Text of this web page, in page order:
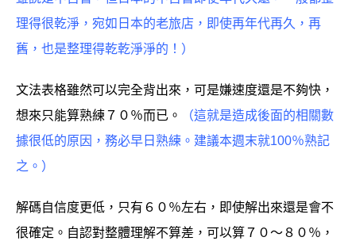
理得很乾淨，宛如日本的老旅店，即使再年代再久，再
舊，也是整理得乾乾淨淨的！）
文法表格雖然可以完全背出來，可是嫌速度還是不夠快，
想來只能算熟練７０％而已。
（這就是造成後面的相關數
據很低的原因，務必早日熟練。建議本週末就100％熟記
之。）
解碼自信度更低，只有６０％左右，即使解出來還是會不
很確定。自認對整體理解不算差，可以算７０～８０％，